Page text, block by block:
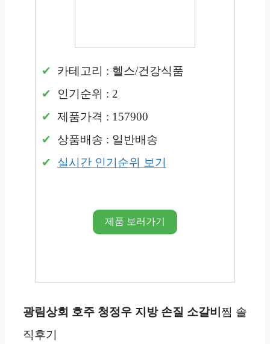
카테고리 : 헬스/건강식품
인기순위 : 2
제품가격 : 157900
상품배송 : 일반배송
실시간 인기순위 보기
제품 보러가기
광림상회 호주 청정우 지방 손질 소갈비 찜 솔
직후기